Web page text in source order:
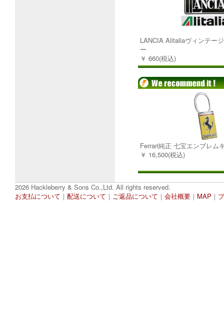
LANCIA Alitaliaヴィンテー
ー
￥ 660(税込)
Ferrari純正 七宝エンブレム
￥ 16,500(税込)
2026 Hackleberry & Sons Co.,Ltd. All rights reserved.
お支払について ｜ 配送について ｜ ご返品について ｜ 会社概要 ｜ MAP ｜